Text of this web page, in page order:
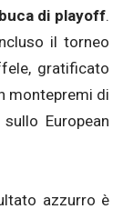
di playoff.
il torneo
gratificato
montepremi di
European
azzurro è